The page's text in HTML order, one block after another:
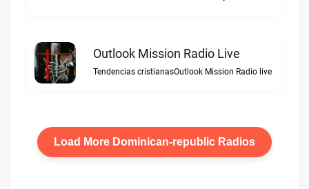
Outlook Mission Radio Live
Tendencias cristianasOutlook Mission Radio live
Load More Dominican-republic Radios